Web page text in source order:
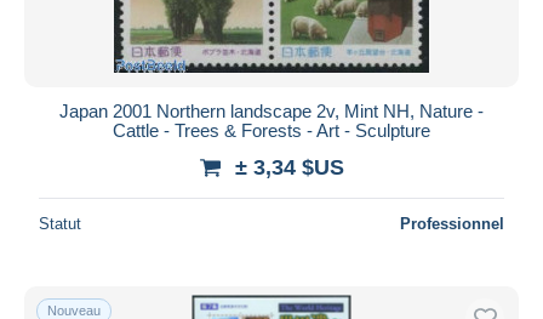
Japan 2001 Northern landscape 2v, Mint NH, Nature -
Cattle - Trees & Forests - Art - Sculpture
± 3,34 $US
Statut Professionnel
Nouveau